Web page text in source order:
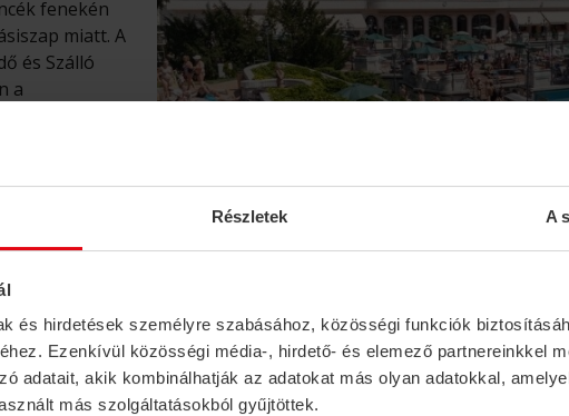
Részletek A
és hirdetések személyre szabásához, közösségi funkciók
Ezenkívül közösségi média-, hirdető- és elemező partnereinkkel
adatait, akik kombinálhatják az adatokat más olyan adatokkal,
más szolgáltatásokból gyűjtöttek.
fenekén
miatt. A
és Szálló
a
bővült.
uszodában
vehető.
és
gyalog
illetve a
– Műegyetem